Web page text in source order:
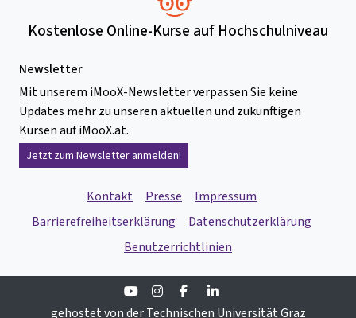
Kostenlose Online-Kurse auf Hochschulniveau
Newsletter
Mit unserem iMooX-Newsletter verpassen Sie keine
Updates mehr zu unseren aktuellen und zukünftigen
Kursen auf iMooX.at.
Jetzt zum Newsletter anmelden!
Kontakt Presse
Impressum
Barrierefreiheitserklärung
Datenschutzerklärung
Benutzerrichtlinien
YoutubeInstagramFacebook
gehostet von der Technischen Universität Graz